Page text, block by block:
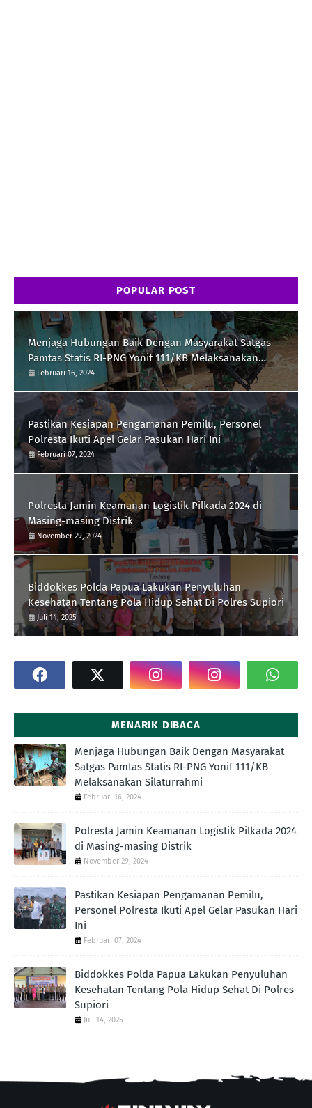
POPULAR POST
Menjaga Hubungan Baik Dengan Masyarakat Satgas
Pamtas Statis RI-PNG Yonif 111/KB Melaksanakan
Silaturrahmi
Februari 16, 2024
Pastikan Kesiapan Pengamanan Pemilu, Personel
Polresta Ikuti Apel Gelar Pasukan Hari Ini
Februari 07, 2024
Polresta Jamin Keamanan Logistik Pilkada 2024 di
Masing-masing Distrik
November 29, 2024
Biddokkes Polda Papua Lakukan Penyuluhan
Kesehatan Tentang Pola Hidup Sehat Di Polres Supiori
Juli 14, 2025
MENARIK DIBACA
Menjaga Hubungan Baik Dengan Masyarakat
Satgas Pamtas Statis RI-PNG Yonif 111/KB
Melaksanakan Silaturrahmi
Februari 16, 2024
Polresta Jamin Keamanan Logistik Pilkada 2024
di Masing-masing Distrik
November 29, 2024
Pastikan Kesiapan Pengamanan Pemilu,
Personel Polresta Ikuti Apel Gelar Pasukan Hari
Ini
Februari 07, 2024
Biddokkes Polda Papua Lakukan Penyuluhan
Kesehatan Tentang Pola Hidup Sehat Di Polres
Supiori
Juli 14, 2025